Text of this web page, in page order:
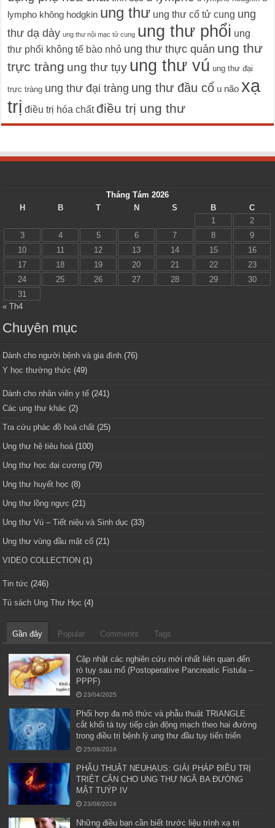
lympho không hodgkin ung thư ung thư cổ tử cung ung
thư dạ dày ung thư nội mạc tử cung ung thư phổi ung
thư phổi không tế bào nhỏ ung thư thực quản ung thư
trực tràng ung thư tụy ung thư vú ung thư đại
trực tràng ung thư đại tràng ung thư đầu cổ u não xạ
trị điều trị hóa chất điều trị ung thư
Tháng Tám 2026
H
B T N S B
C
1
2
3
4 5 6 7 8
9
10
11 12 13 14 15
16
17
18 19 20 21 22
23
24
25 26 27 28 29
30
31
« Th4
Chuyên mục
Dành cho người bệnh và gia đình (76)
Y học thường thức (49)
Dành cho nhân viên y tế (241)
Các ung thư khác (2)
Tra cứu phác đồ hoá chất (25)
Ung thư hệ tiêu hoá (100)
Ung thư học đại cương (79)
Ung thư huyết học (8)
Ung thư lồng ngực (21)
Ung thư Vú – Tiết niệu và Sinh dục (33)
Ung thư vùng đầu mặt cổ (21)
VIDEO COLLECTION (1)
Tin tức (246)
Tủ sách Ung Thư Học (4)
Gần đây Popular Comments Tags
Cập nhật các nghiên cứu mới nhất liên quan đến
rò tụy sau mổ (Postoperative Pancreatic Fistula –
PPPF)
23/04/2025
Phối hợp đa mô thức và phẫu thuật TRIANGLE
cắt khối tá tụy tiếp cận động mạch theo hai đường
trong điều trị bệnh lý ung thư đầu tụy tiến triển
25/08/2024
PHẪU THUẬT NEUHAUS: GIẢI PHÁP ĐIỀU TRỊ
TRIỆT CĂN CHO UNG THƯ NGÃ BA ĐƯỜNG
MẬT TUÝP IV
23/08/2024
Những điều bạn cần biết trước liệu trình xạ trị